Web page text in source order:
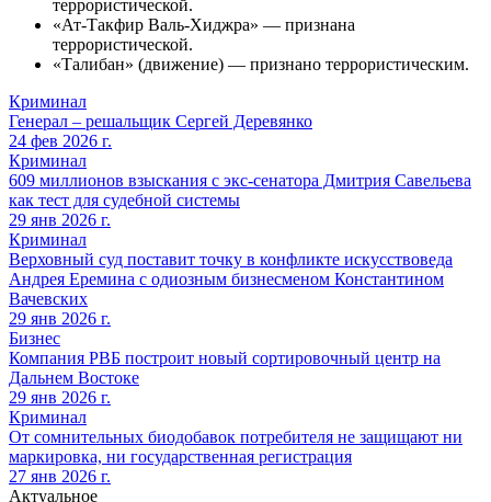
террористической.
«Ат-Такфир Валь-Хиджра» — признана
террористической.
«Талибан» (движение) — признано террористическим.
Криминал
Генерал – решальщик Сергей Деревянко
24 фев 2026 г.
Криминал
609 миллионов взыскания с экс-сенатора Дмитрия Савельева
как тест для судебной системы
29 янв 2026 г.
Криминал
Верховный суд поставит точку в конфликте искусствоведа
Андрея Еремина с одиозным бизнесменом Константином
Вачевских
29 янв 2026 г.
Бизнес
Компания РВБ построит новый сортировочный центр на
Дальнем Востоке
29 янв 2026 г.
Криминал
От сомнительных биодобавок потребителя не защищают ни
маркировка, ни государственная регистрация
27 янв 2026 г.
Актуальное